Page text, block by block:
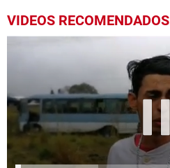
VIDEOS RECOMENDADOS